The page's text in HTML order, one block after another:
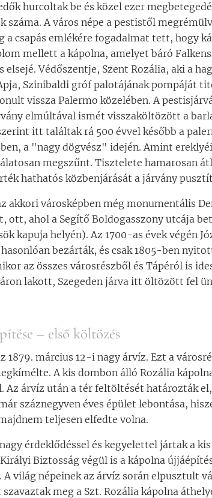
hurcoltak be és közel ezer
száma. A város népe a pestistől
a csapás emlékére fogadalmat tett, hogy
mellett a kápolna, amelyet báró
elsejé. Védőszentje, Szent Rozália, aki a
Szinibaldi gróf palotájának pompáját
vissza Palermo közelében. A
elmúltával ismét visszaköltözött a
itt találtak rá 500 évvel később a
a "nagy dögvész" idején. Amint
megszűnt. Tisztelete hamarosan
hathatós közbenjárását a járvány
akkori városképben még monumentális
ott, ahol a Segítő Boldogasszony utcája
kapuja helyén). Az 1700-as évek végén
bezárták, és csak 1805-ben
az összes városrészből és Tápéról is
lakott, Szegeden járva itt öltözött fel
– első költözés
1879. március 12-i nagy árvíz. Ezt a
A kis dombon álló Rozália
árvíz után a tér feltöltését határozták
száznegyven éves épület lebontása,
teljesen elfedte volna.
érdeklődéssel és kegyelettel jártak a
Biztosság végül is a kápolna
A világ népeinek az árvíz során elpusztult
meg a Szt. Rozália kápolna